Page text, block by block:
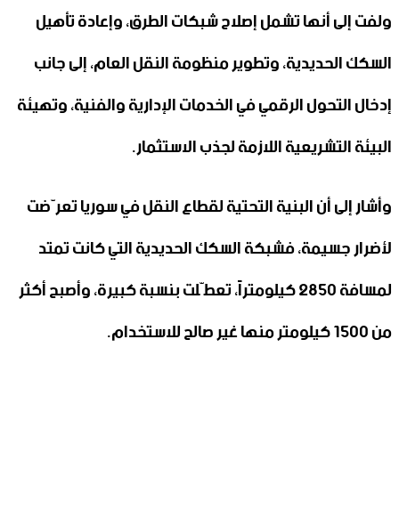
ولفت إلى أنها تشمل إصلاح شبكات الطرق، وإعادة تأهيل
السكك الحديدية، وتطوير منظومة النقل العام، إلى جانب
إدخال التحول الرقمي في الخدمات الإدارية والفنية، وتهيئة
البيئة التشريعية اللازمة لجذب الاستثمار.
وأشار إلى أن البنية التحتية لقطاع النقل في سوريا تعرّضت
لأضرار جسيمة، فشبكة السكك الحديدية التي كانت تمتد
لمسافة 2850 كيلومتراً، تعطّلت بنسبة كبيرة، وأصبح أكثر
من 1500 كيلومتر منها غير صالح للاستخدام.